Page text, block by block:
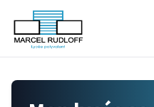
Skip to content